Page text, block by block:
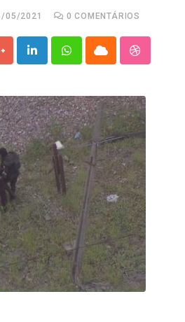
05/2021 0 COMENTÁRIOS
LinkedInWhatsappCloud